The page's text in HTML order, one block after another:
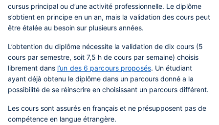
cursus principal ou d’une activité professionnelle. Le diplôme
s’obtient en principe en un an, mais la validation des cours peut
être étalée au besoin sur plusieurs années.
L’obtention du diplôme nécessite la validation de dix cours (5
cours par semestre, soit 7,5 h de cours par semaine) choisis
librement dans l’un des 6 parcours proposés. Un étudiant
ayant déjà obtenu le diplôme dans un parcours donné a la
possibilité de se réinscrire en choisissant un parcours différent.
Les cours sont assurés en français et ne présupposent pas de
compétence en langue étrangère.